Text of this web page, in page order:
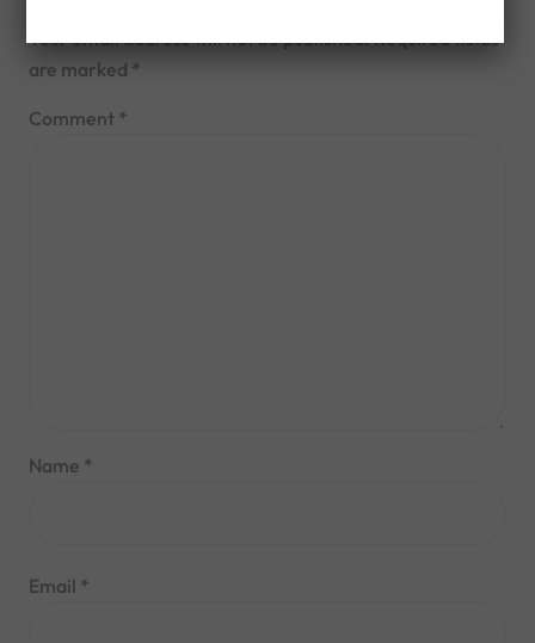
Your email address will not be published.Required fields
are marked *
Comment *
Name *
Email *